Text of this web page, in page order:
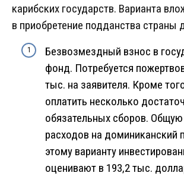
карибских государств. Варианта
в приобретение подданства страны
Безвозмездный взнос в
фонд. Потребуется
тыс. на заявителя. Кроме
оплатить несколько
обязательных сборов.
расходов на доминиканский
этому варианту
оценивают в 193,2 тыс.